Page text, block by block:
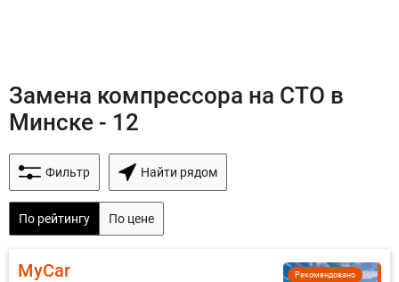
Замена компрессора на СТО в
Минске - 12
Фильтр Найти рядом
По рейтингу По цене
Рекомендовано
MyCar